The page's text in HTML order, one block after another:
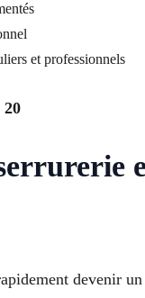
et professionnels
20
devenir